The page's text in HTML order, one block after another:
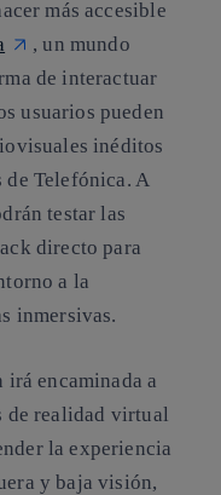
más accesible
, un mundo
de interactuar
usuarios pueden
inéditos
Telefónica. A
testar las
directo para
a la
inmersivas.
encaminada a
de realidad virtual
la experiencia
y baja visión,